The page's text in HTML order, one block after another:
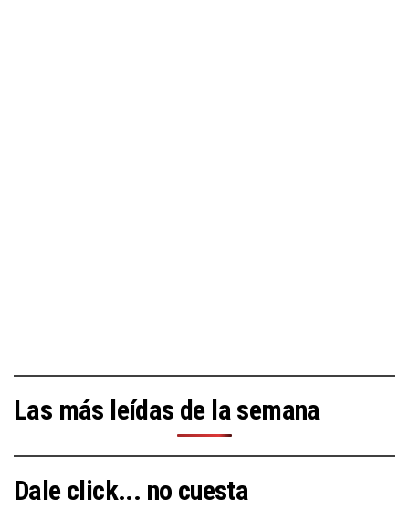
Las más leídas de la semana
Dale click... no cuesta